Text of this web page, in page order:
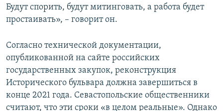
Будут спорить, будут митинговать, а работа будет
простаивать», – говорит он.
Согласно технической документации,
опубликованной на сайте российских
государственных закупок, реконструкция
Исторического бульвара должна завершиться в
конце 2021 года. Севастопольские общественники
считают, что эти сроки «в целом реальные». Однако